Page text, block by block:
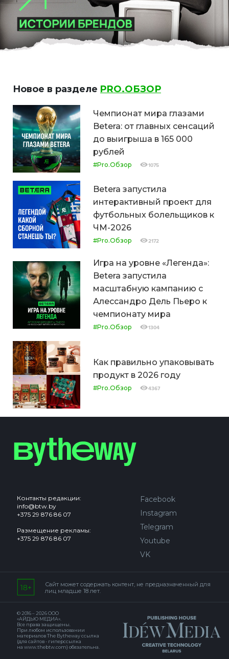
Новое в разделе PRO.ОБЗОР
Чемпионат мира глазами
Betera: от главных сенсаций
до выигрыша в 165 000
рублей
#Pro.Обзор 1075
Betera запустила
интерактивный проект для
футбольных болельщиков к
ЧМ-2026
#Pro.Обзор 2172
Игра на уровне «Легенда»:
Betera запустила
масштабную кампанию с
Алессандро Дель Пьеро к
чемпионату мира
#Pro.Обзор 1304
Как правильно упаковывать
продукт в 2026 году
#Pro.Обзор 4367
Контакты редакции:
info@btw.by
+375 29 876 86 07
Размещение рекламы:
+375 29 876 86 07
Facebook
Instagram
Telegram
Youtube
VK
Сайт может содержать контент, не предназначенный для
лиц младше 18 лет.
© 2016 – 2026 ООО
«АЙДЬЮ МЕДИА».
Все права защищены.
При любом использовании
материалов The Bytheway ссылка
(для сайтов - гиперссылка
на www.thebtw.com) обязательна.